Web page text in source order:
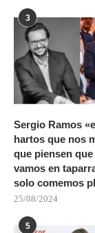
3
Sergio Ramos
hartos que nos
que piensen
vamos en
solo comemos
25/08/2024
5